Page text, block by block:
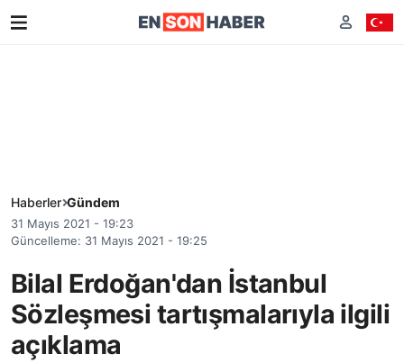
Haberler Gündem
31 Mayıs 2021 - 19:23
Güncelleme: 31 Mayıs 2021 - 19:25
Bilal Erdoğan'dan İstanbul
Sözleşmesi tartışmalarıyla ilgili
açıklama